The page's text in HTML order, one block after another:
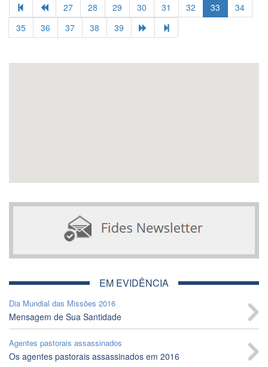
27 28 29 30 31 32 33
34
35
36 37 38 39
EM EVIDÊNCIA
Dia Mundial das Missões 2016
Mensagem de Sua Santidade
Agentes pastorais assassinados
Os agentes pastorais assassinados em 2016